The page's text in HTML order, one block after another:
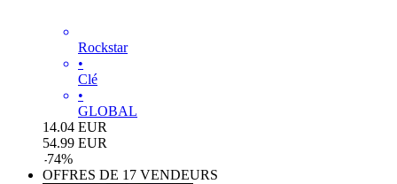
Rockstar
•
Clé
•
GLOBAL
14.04 EUR
54.99 EUR
-74%
OFFRES DE 17 VENDEURS